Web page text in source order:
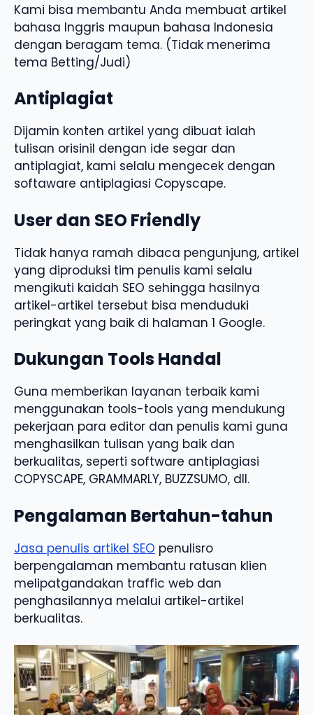
Kami bisa membantu Anda membuat artikel
bahasa Inggris maupun bahasa Indonesia
dengan beragam tema. (Tidak menerima
tema Betting/Judi)
Antiplagiat
Dijamin konten artikel yang dibuat ialah
tulisan orisinil dengan ide segar dan
antiplagiat, kami selalu mengecek dengan
softaware antiplagiasi Copyscape.
User dan SEO Friendly
Tidak hanya ramah dibaca pengunjung, artikel
yang diproduksi tim penulis kami selalu
mengikuti kaidah SEO sehingga hasilnya
artikel-artikel tersebut bisa menduduki
peringkat yang baik di halaman 1 Google.
Dukungan Tools Handal
Guna memberikan layanan terbaik kami
menggunakan tools-tools yang mendukung
pekerjaan para editor dan penulis kami guna
menghasilkan tulisan yang baik dan
berkualitas, seperti software antiplagiasi
COPYSCAPE, GRAMMARLY, BUZZSUMO, dll.
Pengalaman Bertahun-tahun
Jasa penulis artikel SEO penulisro
berpengalaman membantu ratusan klien
melipatgandakan traffic web dan
penghasilannya melalui artikel-artikel
berkualitas.